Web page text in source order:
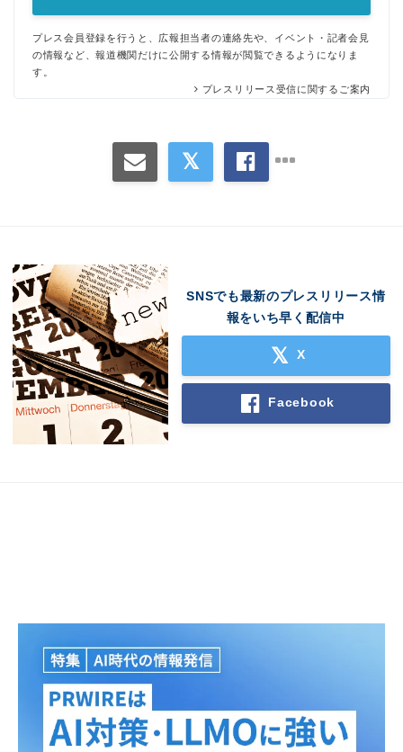
プレス会員登録を行うと、広報担当者の連絡先や、イベント・記者会見
の情報など、報道機関だけに公開する情報が閲覧できるようになりま
す。
プレスリリース受信に関するご案内
SNSでも最新のプレスリリース情
報をいち早く配信中
X
Facebook